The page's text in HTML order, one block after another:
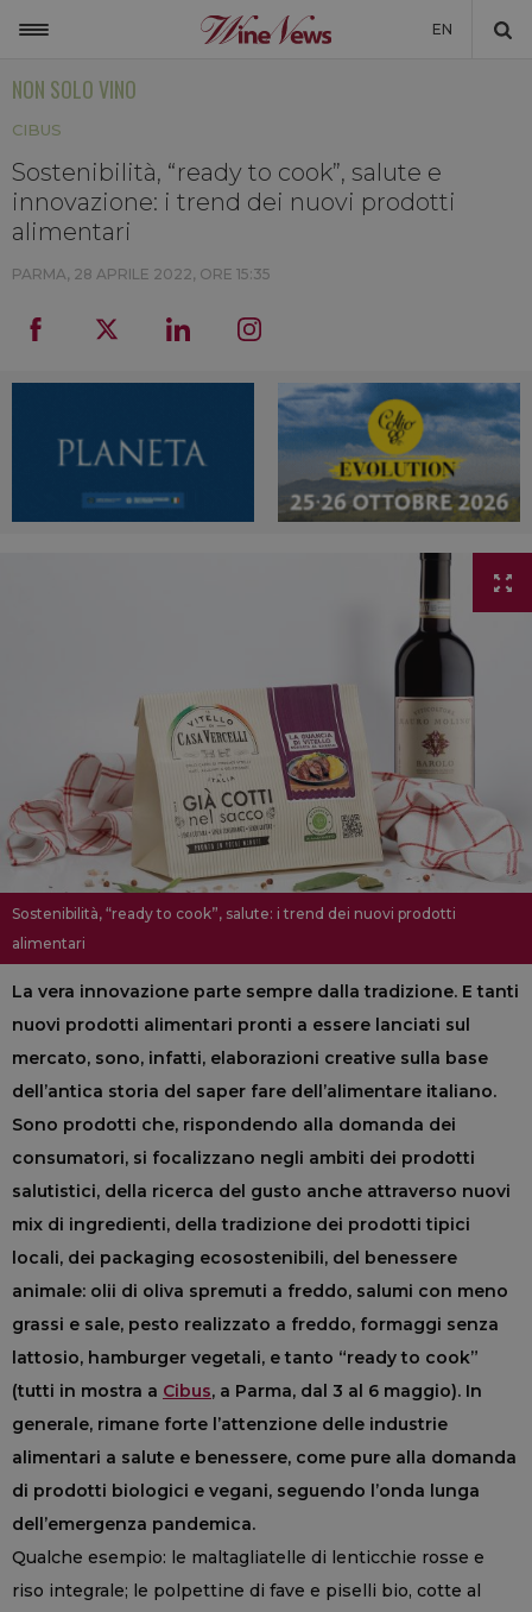
EN
NON SOLO VINO
LA CANTINA DI WINENEWS
DICONO DI NOI
NON SOLO VINO
CIBUS
Sostenibilità, “ready to cook”, salute e
innovazione: i trend dei nuovi prodotti
alimentari
PARMA, 28 APRILE 2022, ORE 15:35
Sostenibilità, “ready to cook”, salute: i trend dei nuovi prodotti
alimentari
La vera innovazione parte sempre dalla tradizione. E tanti
nuovi prodotti alimentari pronti a essere lanciati sul
mercato, sono, infatti, elaborazioni creative sulla base
dell’antica storia del saper fare dell’alimentare italiano.
Sono prodotti che, rispondendo alla domanda dei
consumatori, si focalizzano negli ambiti dei prodotti
salutistici, della ricerca del gusto anche attraverso nuovi
mix di ingredienti, della tradizione dei prodotti tipici
locali, dei packaging ecosostenibili, del benessere
animale: olii di oliva spremuti a freddo, salumi con meno
grassi e sale, pesto realizzato a freddo, formaggi senza
lattosio, hamburger vegetali, e tanto “ready to cook”
(tutti in mostra a Cibus, a Parma, dal 3 al 6 maggio). In
generale, rimane forte l’attenzione delle industrie
alimentari a salute e benessere, come pure alla domanda
di prodotti biologici e vegani, seguendo l’onda lunga
dell’emergenza pandemica.
Qualche esempio: le maltagliatelle di lenticchie rosse e
riso integrale; le polpettine di fave e piselli bio, cotte al